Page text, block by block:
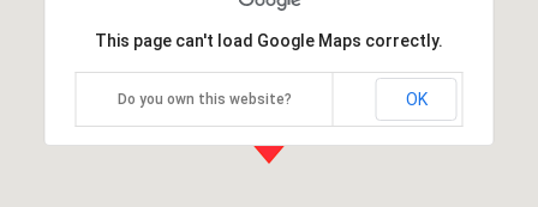
This page can't load Google Maps correctly.
Do you own this website? OK